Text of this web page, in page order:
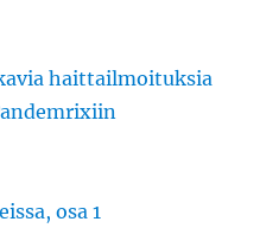
haittailmoituksia
osa 1